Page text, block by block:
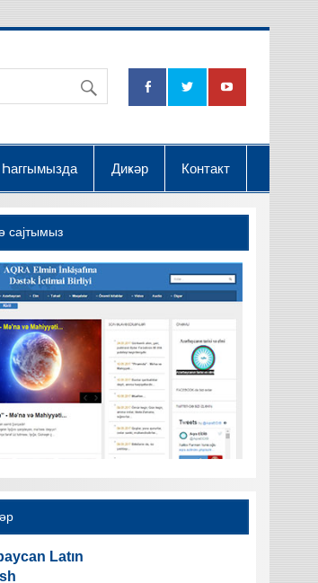
İctimai Birliyi
Һаггымызда Диҝәр Контакт
саjтымыз
Latın